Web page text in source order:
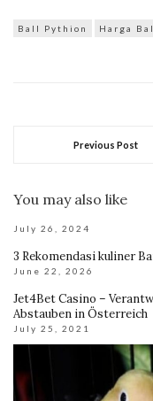
Ball Pythion Harga
Previous Post
You may also like
July 26, 2024
3 Rekomendasi kuliner
June 22, 2026
Jet4Bet Casino –
Abstauben in Österreich
July 25, 2021